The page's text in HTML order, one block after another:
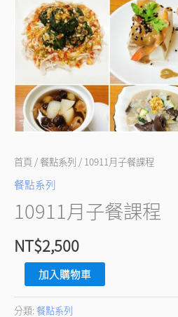
首頁 / 餐點系列 / 10911月子餐課程
餐點系列
10911月子餐課程
NT$2,500
課
程
量
加入購物車
分類: 餐點系列